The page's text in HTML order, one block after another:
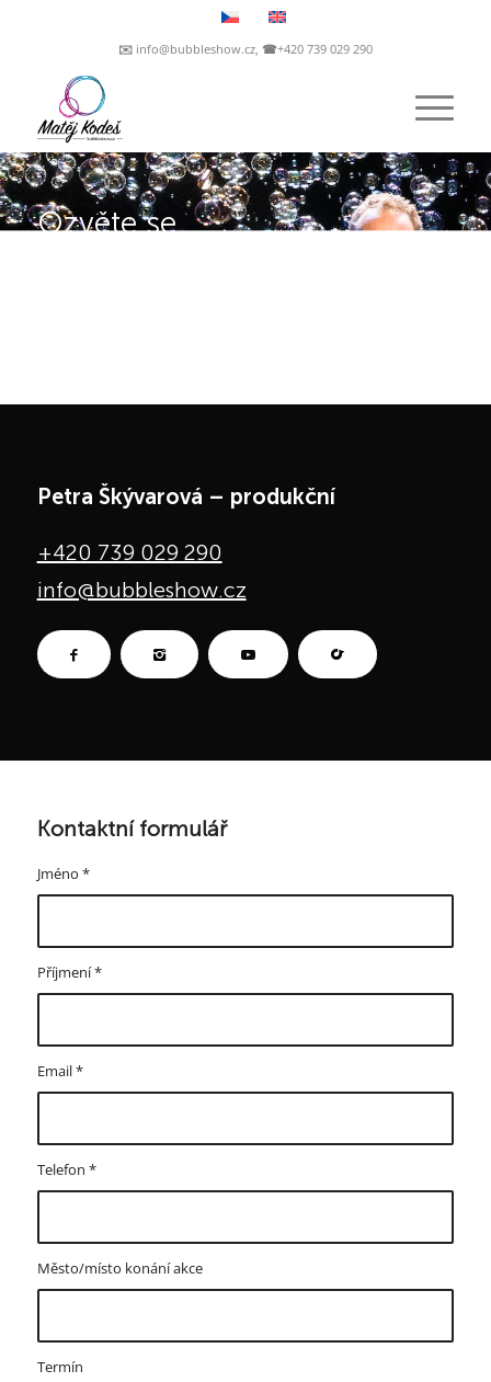
✉️ info@bubbleshow.cz, ☎+420 739 029 290
Ozvěte se,
Petra Škývarová – produkční
+420 739 029 290
info@bubbleshow.cz
Kontaktní formulář
Jméno *
Příjmení*
Email*
Telefon *
Město/místo konání akce
Termín